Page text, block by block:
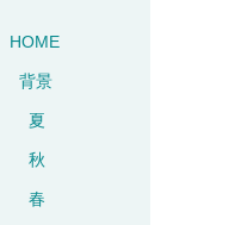
HOME
背景
夏
秋
春